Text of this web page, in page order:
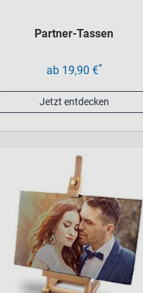
Partner-Tassen
ab 19,90 €*
Jetzt entdecken